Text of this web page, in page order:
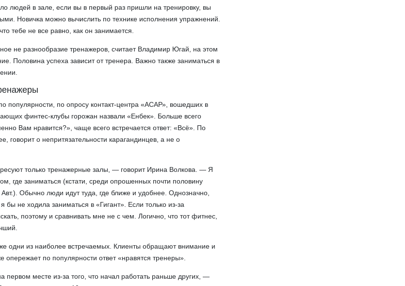
людей в зале, если вы в первый раз пришли на тренировку, вы
Новичка можно вычислить по технике исполнения упражнений.
тебе не все равно, как он занимается.
не разнообразие тренажеров, считает Владимир Югай, на этом
Половина успеха зависит от тренера. Важно также заниматься в
популярности, по опросу контакт-центра «АСАР», вошедших в
финтес-клубы горожан назвали «Енбек». Больше всего
Вам нравится?», чаще всего встречается ответ: «Всё». По
говорит о непритязательности карагандинцев, а не о
только тренажерные залы, — говорит Ирина Волкова. — Я
где заниматься (кстати, среди опрошенных почти половину
Обычно люди идут туда, где ближе и удобнее. Однозначно,
не ходила заниматься в «Гигант». Если только из-за
поэтому и сравнивать мне не с чем. Логично, что тот фитнес,
одни из наиболее встречаемых. Клиенты обращают внимание и
опережает по популярности ответ «нравятся тренеры».
месте из-за того, что начал работать раньше других, —